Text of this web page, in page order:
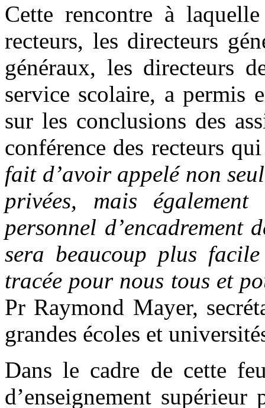
Cette rencontre à
recteurs, les directeurs
généraux, les directeurs
service scolaire, a permis
sur les conclusions des
conférence des recteurs
fait d’avoir appelé non
privées, mais
personnel d’encadrement
sera beaucoup plus
tracée pour nous tous et
Pr Raymond Mayer,
grandes écoles et
Dans le cadre de cette
d’enseignement